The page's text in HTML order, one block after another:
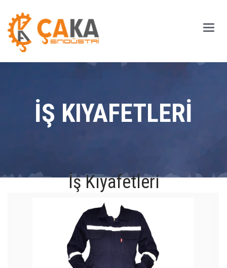
Main
İŞ KIYAFETLERİ
İş Kıyafetleri